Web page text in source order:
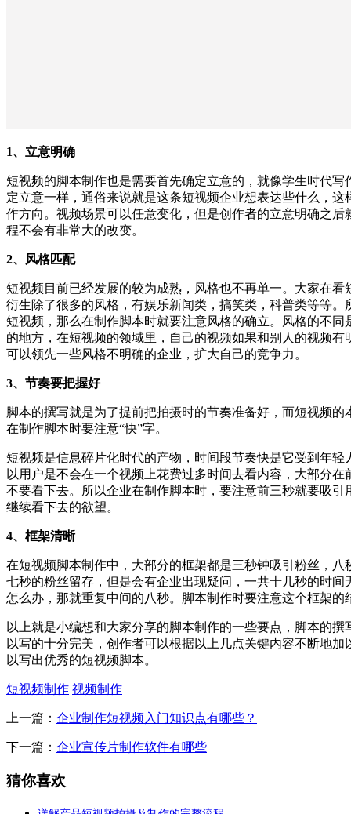
1、立意明确
短视频的脚本制作也是需要首先确定立意的，就像学生时代写
定立意一样，通俗来说就是这条短视频企业想表达些什么，这
作方向。视频场景可以任意变化，但是创作者的立意明确之后
程不会有非常大的改变。
2、风格匹配
短视频目前已经发展的较为成熟，风格也不再单一。大家在看
衍生除了很多的风格，有娱乐新闻类，搞笑类，科普类等等。
短视频，那么在制作脚本时就要注意风格的确立。风格的不同
的地方，在短视频的领域里，自己的视频如果和别人的视频有
可以领先一些风格不明确的企业，扩大自己的竞争力。
3、节奏要把握好
脚本的撰写就是为了提前把拍摄时的节奏准备好，而短视频的
在制作脚本时要注意“快”字。
短视频是信息碎片化时代的产物，时间段节奏快是它受到年轻
以用户是不会在一个视频上花费过多时间去看内容，大部分在
不要看下去。所以企业在制作脚本时，要注意前三秒就要吸引
继续看下去的欲望。
4、框架清晰
在短视频脚本制作中，大部分的框架都是三秒钟吸引粉丝，八
七秒的粉丝留存，但是会有企业出现疑问，一共十几秒的时间
怎么办，那就重复中间的八秒。脚本制作时要注意这个框架的
以上就是小编想和大家分享的脚本制作的一些要点，脚本的撰
以写的十分完美，创作者可以根据以上几点关键内容不断地加
以写出优秀的短视频脚本。
短视频制作 视频制作
上一篇： 企业制作短视频入门知识点有哪些？
下一篇： 企业宣传片制作软件有哪些
猜你喜欢